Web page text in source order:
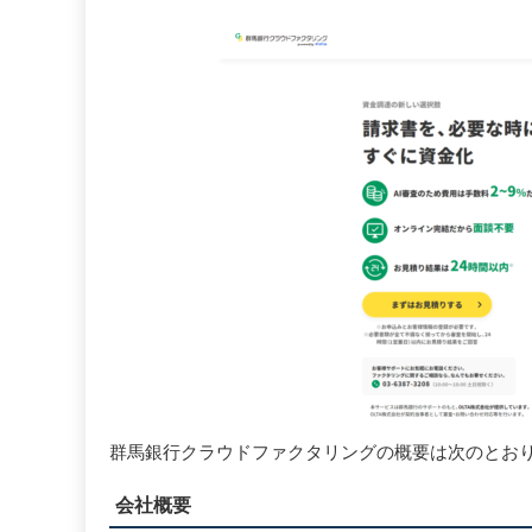
群馬銀行クラウドファクタリングの概要は次のとお
会社概要